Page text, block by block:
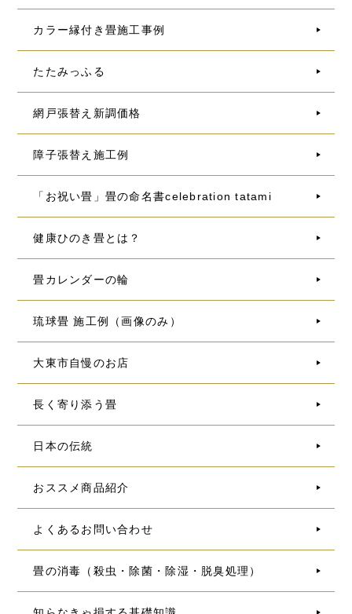
カラー縁付き畳施工事例
たたみっふる
網戸張替え新調価格
障子張替え施工例
「お祝い畳」畳の命名書celebration tatami
健康ひのき畳とは？
畳カレンダーの輪
琉球畳 施工例（画像のみ）
大東市自慢のお店
長く寄り添う畳
日本の伝統
おススメ商品紹介
よくあるお問い合わせ
畳の消毒（殺虫・除菌・除湿・脱臭処理）